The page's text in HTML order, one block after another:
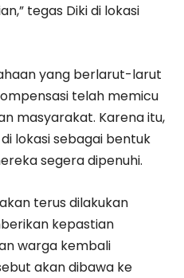
tegas Diki di lokasi
yang berlarut-larut
telah memicu
masyarakat. Karena itu,
lokasi sebagai bentuk
segera dipenuhi.
terus dilakukan
kepastian
warga kembali
akan dibawa ke